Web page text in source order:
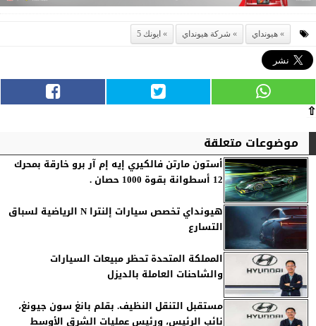
هيونداي شركة هيونداي ايونك 5
⇧
موضوعات متعلقة
أستون مارتن فالكيري إيه إم آر برو خارقة بمحرك
12 أسطوانة بقوة 1000 حصان .
هيونداي تخصص سيارات إلنترا N الرياضية لسباق
التسارع
المملكة المتحدة تحظر مبيعات السيارات
والشاحنات العاملة بالديزل
مستقبل التنقل النظيف. بقلم بانغ سون جيونغ،
نائب الرئيس، ورئيس عمليات الشرق الأوسط